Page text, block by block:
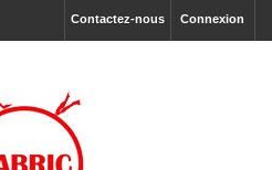
Connexion
Contactez-nous